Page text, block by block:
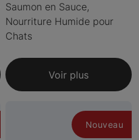
Saumon en Sauce,
Nourriture Humide pour
Chats
Voir plus
Nouveau